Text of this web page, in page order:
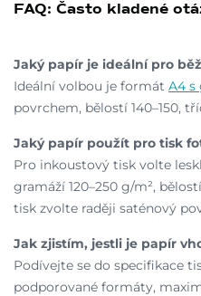
FAQ: Často kladené
Jaký papír je ideální pro
Ideální volbou je formát A4 s
povrchem, bělostí 140–150,
Jaký papír použít pro tisk
Pro inkoustový tisk volte
gramáží 120–250 g/m²,
tisk zvolte raději saténový
Jak zjistím, jestli je papír
Podívejte se do specifikace
podporované formáty,